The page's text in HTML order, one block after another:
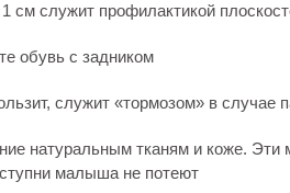
см служит профилактикой
обувь с задником
служит «тормозом» в случае
натуральным тканям и коже.
малыша не потеют